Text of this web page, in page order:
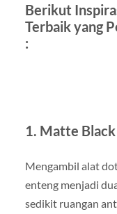
Berikut
Terbaik yang
:
1. Matte
Mengambil alat
enteng menjadi
sedikit ruangan